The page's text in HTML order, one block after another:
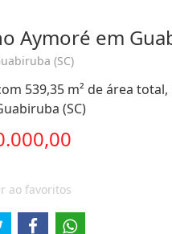
Aymoré em
(SC)
539,35 m² de área
(SC)
ao favoritos